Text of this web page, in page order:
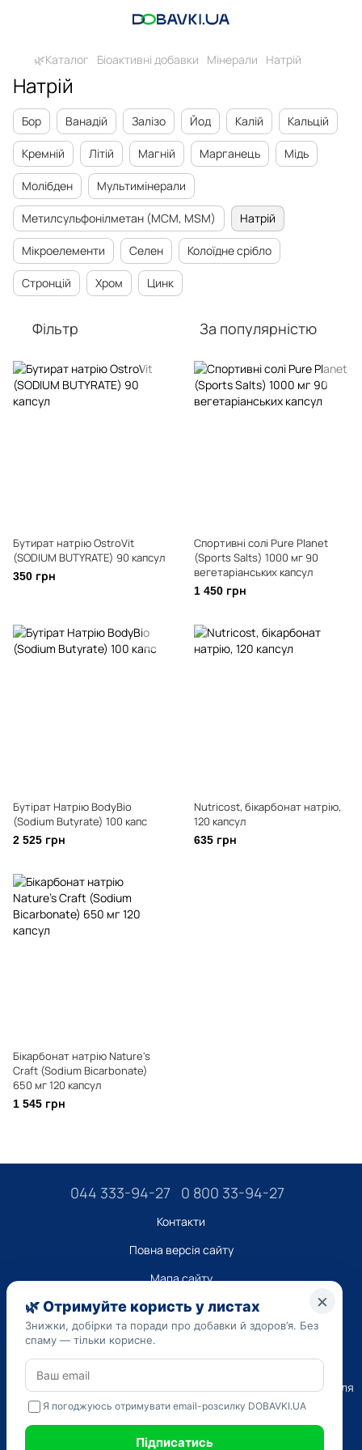
🌿Каталог Біоактивні добавки Мінерали Натрій
Натрій
Бор Ванадій Залізо Йод Калій Кальцій
Кремній Літій Магній Марганець Мідь
Молібден Мультимінерали
Метилсульфонілметан (МСМ, MSM) Натрій
Мікроелементи Селен Колоїдне срібло
Стронцій Хром Цинк
Фільтр За популярністю
Бутират натрію OstroVit
(SODIUM BUTYRATE) 90 капсул
350 грн
Спортивні солі Pure Planet
(Sports Salts) 1000 мг 90
вегетаріанських капсул
1 450 грн
Бутірат Натрію BodyBio
(Sodium Butyrate) 100 капс
2 525 грн
Nutricost, бікарбонат натрію,
120 капсул
635 грн
Бікарбонат натрію Nature's
Craft (Sodium Bicarbonate)
650 мг 120 капсул
1 545 грн
044 333-94-27 0 800 33-94-27
Контакти
Повна версія сайту
Мапа сайту
ТОВ “ДО ЮА”,
Код ЄДРПОУ 45223262
Дата реєстрації 14.09.2023
Наведена на сайті dobavki.ua інформація носить виключно
Ознайомчий характер. Не використовуйте нашу інформацію для
діагностики та лікування. Тільки ваш Лікуючий лікар може